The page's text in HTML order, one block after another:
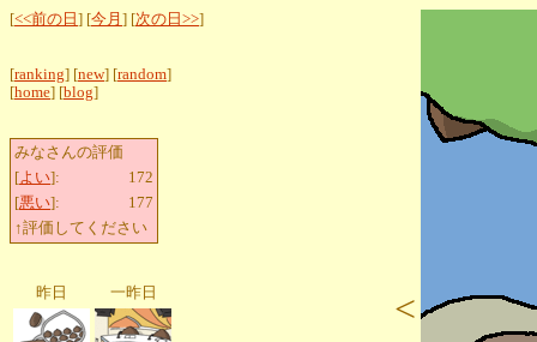
[<<前の日 ] [今月 ] [次の日>>]
[ranking] [new] [random]
[home] [blog]
みなさんの評価
[よい]:
172
[悪い]:
177
↑評価してください
昨日 一昨日 <